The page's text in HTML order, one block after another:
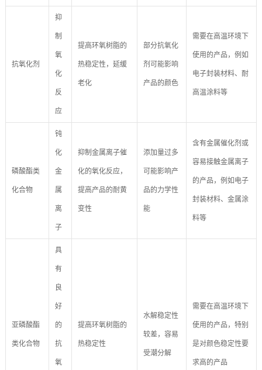
抗氧化剂
抑
制
氧
化
反
应
提高环氧树脂的
热稳定性，延缓
老化
部分抗氧化
剂可能影响
产品的颜色
需要在高温环境下
使用的产品，例如
电子封装材料、耐
高温涂料等
磷酸酯类
化合物
钝
化
金
属
离
子
抑制金属离子催
化的氧化反应，
提高产品的耐黄
变性
添加量过多
可能影响产
品的力学性
能
含有金属催化剂或
容易接触金属离子
的产品，例如电子
封装材料、金属涂
料等
亚磷酸酯
类化合物
具
有
良
好
的
抗
氧
提高环氧树脂的
热稳定性
水解稳定性
较差，容易
受潮分解
需要在高温环境下
使用的产品，特别
是对颜色稳定性要
求高的产品